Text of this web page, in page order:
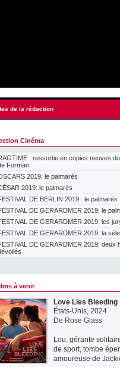
de la rédaction
Cinéma
: ressortie en copies neuves
Forman
2019: le palmarès
2019: le palmarès
DE BERLIN 2019 : le palmarès
DE GERARDMER 2019: le
DE GERARDMER 2019: les
DE GERARDMER 2019: la
DE GERARDMER 2019: deux
à venir
Love Lies Bleeding
États-Unis, 2024
De Rose Glass
Lou, gérante
de sport, tombe
amoureuse de